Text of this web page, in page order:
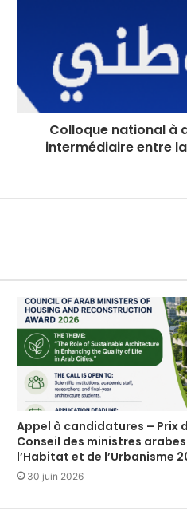
Colloque national à
intermédiaire entre
Appel à candidatures – Prix
Conseil des ministres
l’Habitat et de l’Urbanisme
30 juin 2026